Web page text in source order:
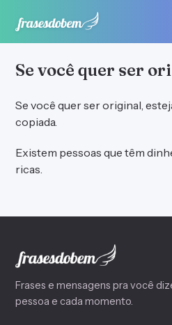
Se você quer ser
Se você quer ser original,
copiada.
Existem pessoas que têm
ricas.
Frases e mensagens pra você
pessoa e cada momento.